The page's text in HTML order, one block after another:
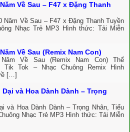
Về Sau – F47 x Đặng Thanh
Năm Về Sau – F47 x Đặng Thanh Tuyền
Nhạc Trẻ MP3 Hình thức: Tải Miễn
Về Sau (Remix Nam Con)
Về Sau (Remix Nam Con) Thể
Tik Tok – Nhạc Chuông Remix Hình
[…]
và Hoa Dành Dành – Trọng
và Hoa Dành Dành – Trọng Nhân, Tiểu
Nhạc Trẻ MP3 Hình thức: Tải Miễn